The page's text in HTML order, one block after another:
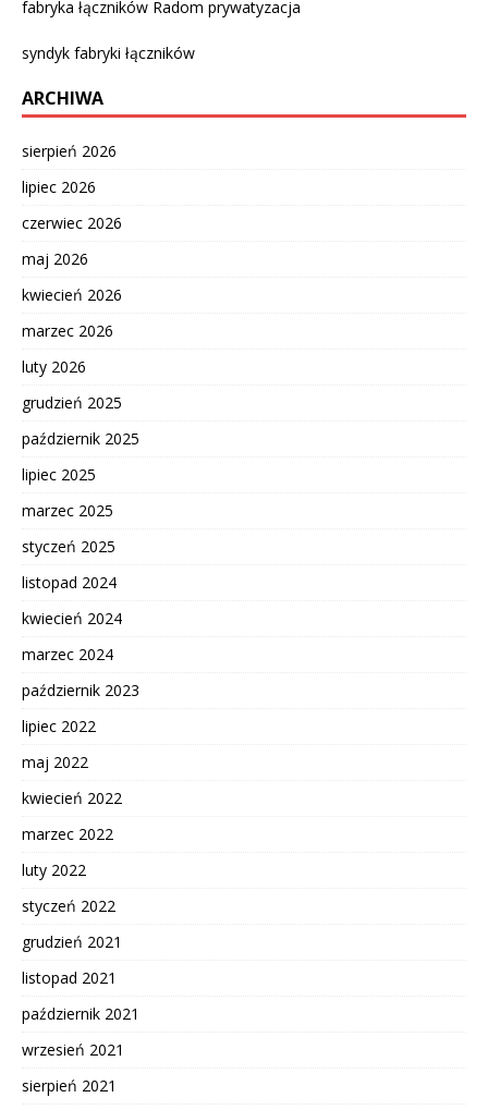
fabryka łączników Radom prywatyzacja
syndyk fabryki łączników
ARCHIWA
sierpień 2026
lipiec 2026
czerwiec 2026
maj 2026
kwiecień 2026
marzec 2026
luty 2026
grudzień 2025
październik 2025
lipiec 2025
marzec 2025
styczeń 2025
listopad 2024
kwiecień 2024
marzec 2024
październik 2023
lipiec 2022
maj 2022
kwiecień 2022
marzec 2022
luty 2022
styczeń 2022
grudzień 2021
listopad 2021
październik 2021
wrzesień 2021
sierpień 2021